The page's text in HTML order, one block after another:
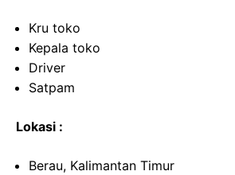
Kru toko
Kepala toko
Driver
Satpam
Lokasi :
Berau, Kalimantan Timur